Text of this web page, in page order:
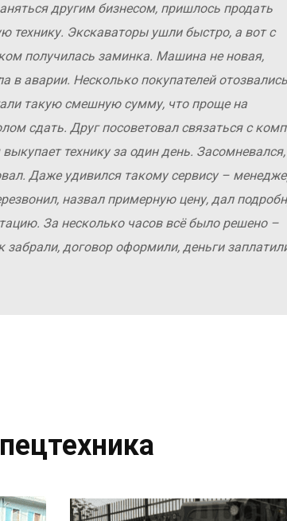
другим бизнесом, пришлось продать
технику. Экскаваторы ушли быстро, а вот с
получилась заминка. Машина не новая,
в аварии. Несколько покупателей
такую смешную сумму, что проще на
сдать. Друг посоветовал связаться с
выкупает технику за один день.
Даже удивился такому сервису –
назвал примерную цену, дал
За несколько часов всё было решено –
забрали, договор оформили, деньги